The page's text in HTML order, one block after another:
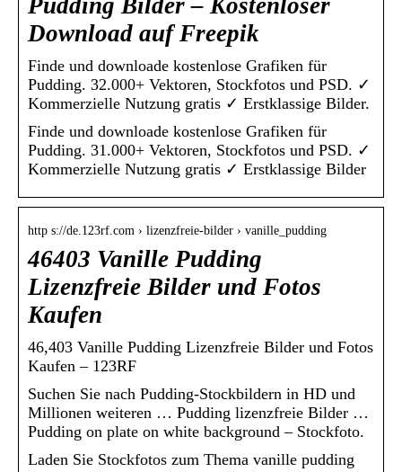
Pudding Bilder – Kostenloser
Download auf Freepik
Finde und downloade kostenlose Grafiken für
Pudding. 32.000+ Vektoren, Stockfotos und PSD. ✓
Kommerzielle Nutzung gratis ✓ Erstklassige Bilder.
Finde und downloade kostenlose Grafiken für
Pudding. 31.000+ Vektoren, Stockfotos und PSD. ✓
Kommerzielle Nutzung gratis ✓ Erstklassige Bilder
http s://de.123rf.com › lizenzfreie-bilder › vanille_pudding
46403 Vanille Pudding
Lizenzfreie Bilder und Fotos
Kaufen
46,403 Vanille Pudding Lizenzfreie Bilder und Fotos
Kaufen – 123RF
Suchen Sie nach Pudding-Stockbildern in HD und
Millionen weiteren … Pudding lizenzfreie Bilder …
Pudding on plate on white background – Stockfoto.
Laden Sie Stockfotos zum Thema vanille pudding